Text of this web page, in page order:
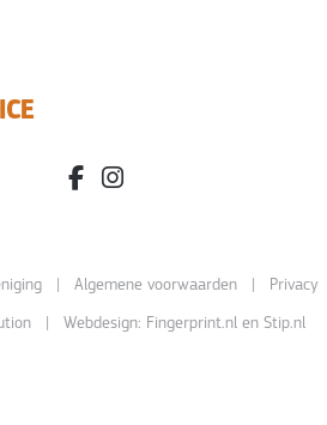
facebook.com/bdvereniging/
instagram.com/
| Algemene voorwaarden| Privacy
| Webdesign: Fingerprint.nlen Stip.nl